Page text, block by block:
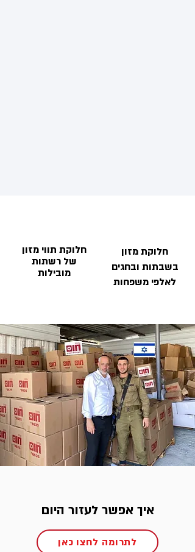
חלוקת תווי מזון
של רשתות
מובילות
חלוקת מזון
בשבתות ובחגים
לאלפי משפחות
איך אפשר לעזור היום
לתרומה לחצו כאן